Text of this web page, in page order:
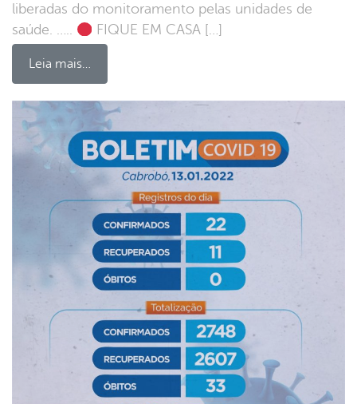
liberadas do monitoramento pelas unidades de
saúde. …..
FIQUE EM CASA […]
Leia mais…